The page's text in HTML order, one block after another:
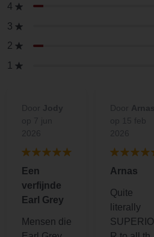
4
3
2
1
Een
verfijnde
Earl Grey
Mensen die
Arnas
Quite
literally
SUPERIO